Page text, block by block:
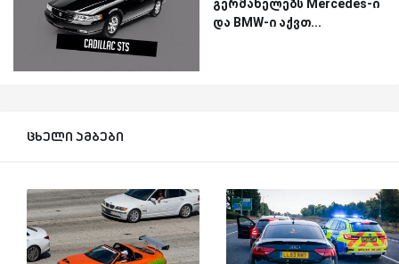
გერმანელებს Mercedes-ი
და BMW-ი აქვთ...
ცხელი ამბები